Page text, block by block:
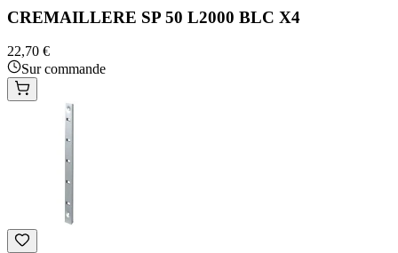
CREMAILLERE SP 50 L2000 BLC X4
22,70 €
Sur commande